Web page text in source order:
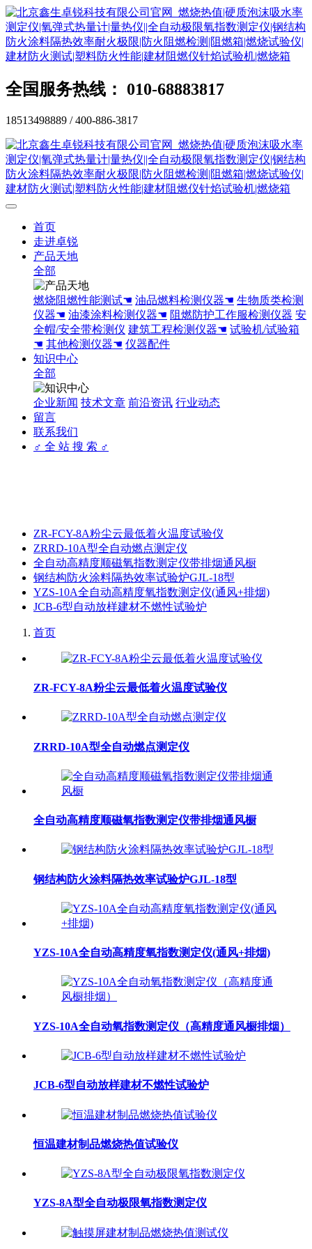
全国服务热线： 010-68883817
18513498889 / 400-886-3817
首页
走进卓锐
产品天地
全部
燃烧阻燃性能测试☚ 油品燃料检测仪器☚ 生物质类检测
仪器☚ 油漆涂料检测仪器☚ 阻燃防护工作服检测仪器 安
全帽/安全带检测仪 建筑工程检测仪器☚ 试验机/试验箱
☚ 其他检测仪器☚ 仪器配件
知识中心
全部
企业新闻 技术文章 前沿资讯 行业动态
留言
联系我们
♂ 全 站 搜 索 ♂
ZR-FCY-8A粉尘云最低着火温度试验仪
ZRRD-10A型全自动燃点测定仪
全自动高精度顺磁氧指数测定仪带排烟通风橱
钢结构防火涂料隔热效率试验炉GJL-18型
YZS-10A全自动高精度氧指数测定仪(通风+排烟)
JCB-6型自动放样建材不燃性试验炉
首页
ZR-FCY-8A粉尘云最低着火温度试验仪
ZRRD-10A型全自动燃点测定仪
全自动高精度顺磁氧指数测定仪带排烟通风橱
钢结构防火涂料隔热效率试验炉GJL-18型
YZS-10A全自动高精度氧指数测定仪(通风+排烟)
YZS-10A全自动氧指数测定仪（高精度通风橱排烟）
JCB-6型自动放样建材不燃性试验炉
恒温建材制品燃烧热值试验仪
YZS-8A型全自动极限氧指数测定仪